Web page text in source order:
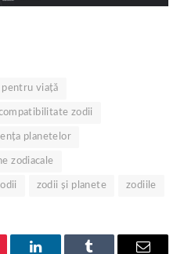
viață
zodii
planetelor
zodiacale
zodii și planete zodiile